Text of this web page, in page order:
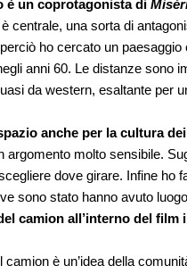
è un coprotagonista di
centrale, una sorta di
ho cercato un
anni 60. Le distanze sono
da western, esaltante per
anche per la cultura
argomento molto sensibile.
dove girare. Infine ho
sono stato hanno avuto
camion all’interno del
camion è un’idea della